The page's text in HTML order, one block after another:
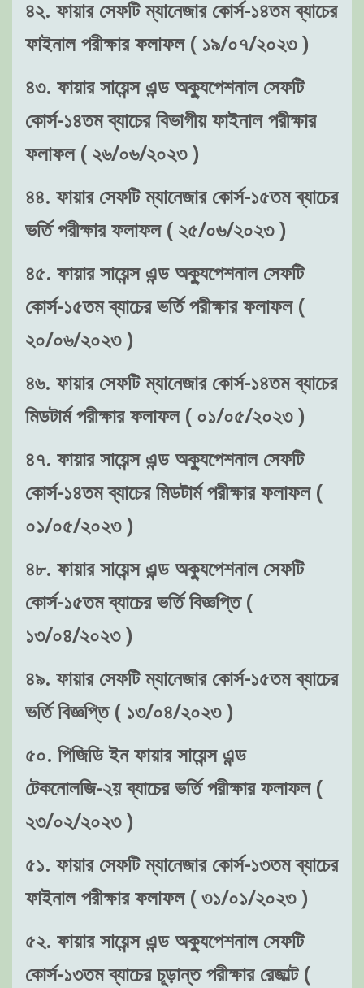
৪২. ফায়ার সেফটি ম্যানেজার কোর্স-১৪তম ব্যাচের
ফাইনাল পরীক্ষার ফলাফল ( ১৯/০৭/২০২৩ )
৪৩. ফায়ার সায়েন্স এন্ড অক্যুপেশনাল সেফটি
কোর্স-১৪তম ব্যাচের বিভাগীয় ফাইনাল পরীক্ষার
ফলাফল ( ২৬/০৬/২০২৩ )
৪৪. ফায়ার সেফটি ম্যানেজার কোর্স-১৫তম ব্যাচের
ভর্তি পরীক্ষার ফলাফল ( ২৫/০৬/২০২৩ )
৪৫. ফায়ার সায়েন্স এন্ড অক্যুপেশনাল সেফটি
কোর্স-১৫তম ব্যাচের ভর্তি পরীক্ষার ফলাফল (
২০/০৬/২০২৩ )
৪৬. ফায়ার সেফটি ম্যানেজার কোর্স-১৪তম ব্যাচের
মিডটার্ম পরীক্ষার ফলাফল ( ০১/০৫/২০২৩ )
৪৭. ফায়ার সায়েন্স এন্ড অক্যুপেশনাল সেফটি
কোর্স-১৪তম ব্যাচের মিডটার্ম পরীক্ষার ফলাফল (
০১/০৫/২০২৩ )
৪৮. ফায়ার সায়েন্স এন্ড অক্যুপেশনাল সেফটি
কোর্স-১৫তম ব্যাচের ভর্তি বিজ্ঞপ্তি (
১৩/০৪/২০২৩ )
৪৯. ফায়ার সেফটি ম্যানেজার কোর্স-১৫তম ব্যাচের
ভর্তি বিজ্ঞপ্তি ( ১৩/০৪/২০২৩ )
৫০. পিজিডি ইন ফায়ার সায়েন্স এন্ড
টেকনোলজি-২য় ব্যাচের ভর্তি পরীক্ষার ফলাফল (
২৩/০২/২০২৩ )
৫১. ফায়ার সেফটি ম্যানেজার কোর্স-১৩তম ব্যাচের
ফাইনাল পরীক্ষার ফলাফল ( ৩১/০১/২০২৩ )
৫২. ফায়ার সায়েন্স এন্ড অক্যুপেশনাল সেফটি
কোর্স-১৩তম ব্যাচের চূড়ান্ত পরীক্ষার রেজাল্ট (